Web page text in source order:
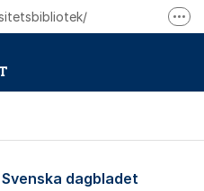
dagbladet